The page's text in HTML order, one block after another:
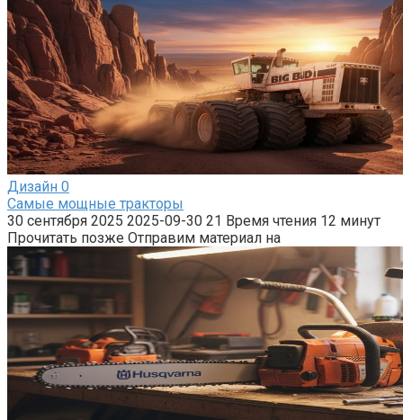
Дизайн 0
Самые мощные тракторы
30 сентября 2025 2025-09-30 21 Время чтения 12 минут
Прочитать позже Отправим материал на